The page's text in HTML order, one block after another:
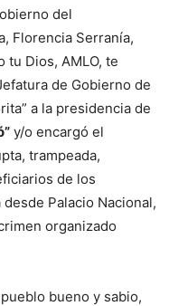
del
Florencia Serranía,
tu Dios, AMLO, te
de Gobierno de
a la presidencia de
y/o encargó el
trampeada,
de los
Palacio Nacional,
organizado
bueno y sabio,